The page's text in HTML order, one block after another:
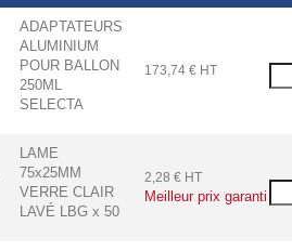
ADAPTATEURS
ALUMINIUM
POUR BALLON
250ML
SELECTA
173,74 € HT
LAME
75x25MM
VERRE CLAIR
LAVÉ LBG x 50
2,28 € HT
Meilleur prix garanti